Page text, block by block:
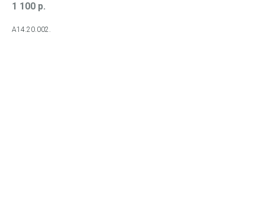
1 100 р.
A14.20.002.